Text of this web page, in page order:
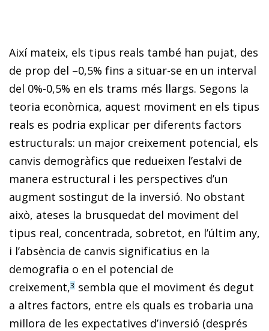
Així mateix, els tipus reals també han pujat, des
de prop del –0,5% fins a situar-se en un interval
del 0%-0,5% en els trams més llargs. Segons la
teoria econòmica, aquest moviment en els tipus
reals es podria explicar per diferents factors
estructurals: un major creixement potencial, els
canvis demogràfics que redueixen l’estalvi de
manera estructural i les perspectives d’un
augment sostingut de la inversió. No obstant
això, ateses la brusquedat del moviment del
tipus real, concentrada, sobretot, en l’últim any,
i l’absència de canvis significatius en la
demografia o en el potencial de
creixement,3 sembla que el moviment és degut
a altres factors, entre els quals es trobaria una
millora de les expectatives d’inversió (després